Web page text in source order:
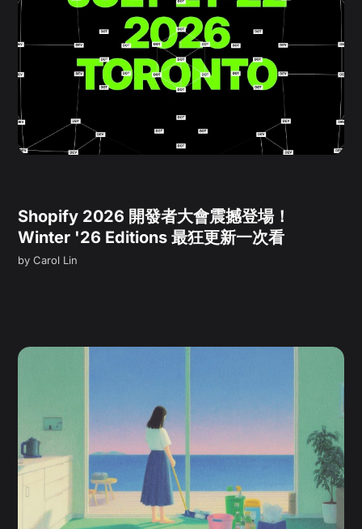
Shopify 2026 開發者大會震撼登場！
Winter '26 Editions 最狂更新一次看
byCarol Lin